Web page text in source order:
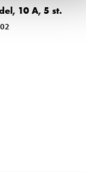
10 A, 5 st.